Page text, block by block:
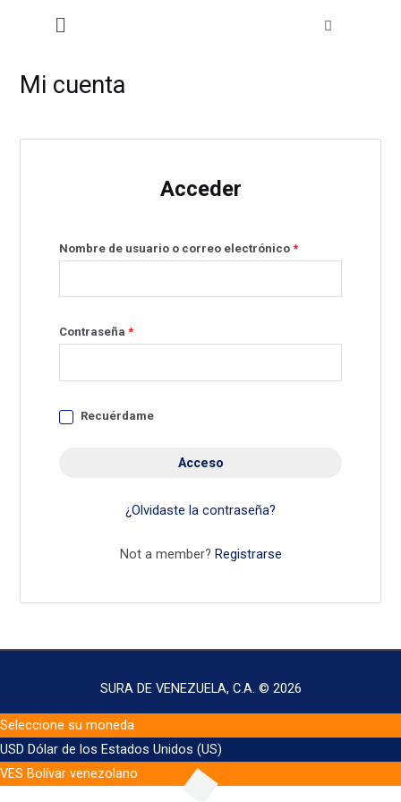
Menú
Mi cuenta
Acceder
Nombre de usuario o correo electrónico*
Contraseña*
Recuérdame
Acceso
¿Olvidaste la contraseña?
Not a member? Registrarse
SURA DE VENEZUELA, C.A. © 2026
Seleccione su moneda
USD Dólar de los Estados Unidos (US)
VES Bolívar venezolano